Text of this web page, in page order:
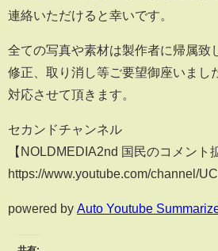
連絡いただけると幸いです。
全ての写真や素材は製作者に帰属致
修正、取り消し等ご要望御座いまし
対応させて頂きます。
セカンドチャンネル
【NOLDMEDIA2nd 国民のコメント
https://www.youtube.com/channel/
powered by Auto Youtube